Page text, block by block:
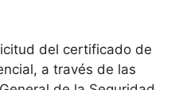
del certificado de
a través de las